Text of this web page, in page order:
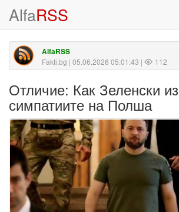
AlfaRSS
AlfaRSS
Fakti.bg | 05.06.2026 05:01:43 | 112
Отличие: Как Зеленски
симпатиите на Полша